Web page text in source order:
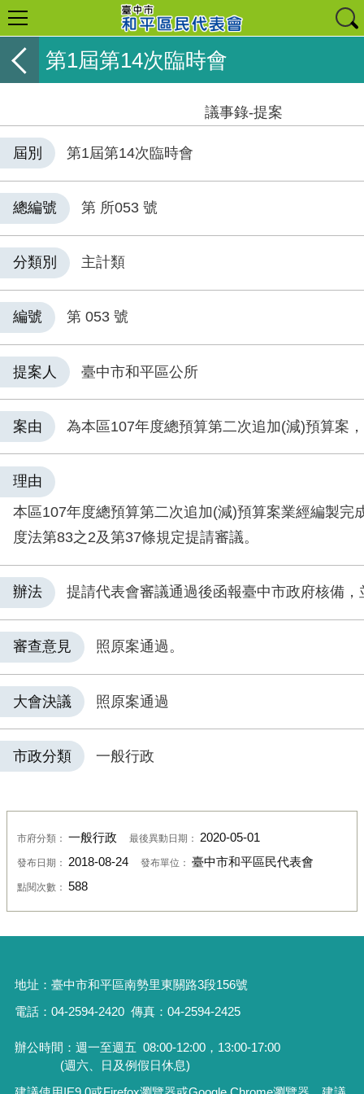
第1屆第14次臨時會
議事錄-提案
屆別 第1屆第14次臨時會
總編號 第 所053 號
分類別 主計類
編號 第 053 號
提案人 臺中市和平區公所
案由 為本區107年度總預算第二次追加(減)預算案
理由
本區107年度總預算第二次追加(減)預算案業經編製完
度法第83之2及第37條規定提請審議。
辦法 提請代表會審議通過後函報臺中市政府核備，
審查意見 照原案通過。
大會決議 照原案通過
市政分類 一般行政
市府分類： 一般行政 最後異動日期： 2020-05-01
發布日期： 2018-08-24 發布單位： 臺中市和平區民代表會
點閱次數： 588
地址： 臺中市和平區南勢里東關路3段156號
電話：04-2594-2420 傳真：04-2594-2425
辦公時間：週一至週五 08:00-12:00，13:00-17:00
(週六、日及例假日休息)